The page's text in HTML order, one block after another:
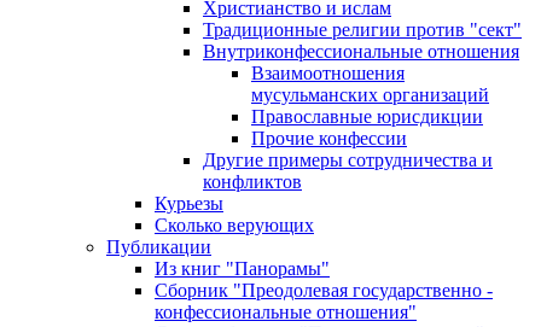
Христианство и ислам
Традиционные религии против "сект"
Внутриконфессиональные отношения
Взаимоотношения
мусульманских организаций
Православные юрисдикции
Прочие конфессии
Другие примеры сотрудничества и
конфликтов
Курьезы
Сколько верующих
Публикации
Из книг "Панорамы"
Сборник "Преодолевая государственно -
конфессиональные отношения"